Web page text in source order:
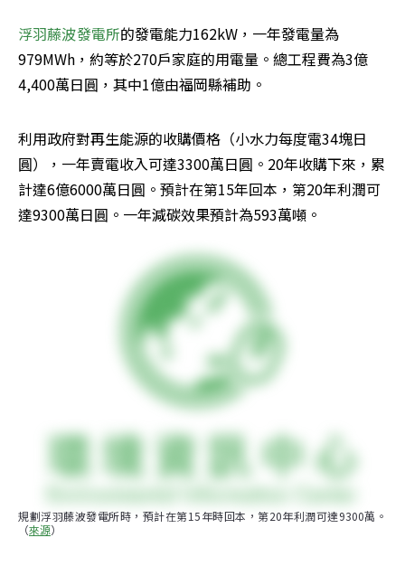
浮羽藤波發電所的發電能力162kW，一年發電量為
979MWh，約等於270戶家庭的用電量。總工程費為3億
4,400萬日圓，其中1億由福岡縣補助。
利用政府對再生能源的收購價格（小水力每度電34塊日
圓），一年賣電收入可達3300萬日圓。20年收購下來，累
計達6億6000萬日圓。預計在第15年回本，第20年利潤可
達9300萬日圓。一年減碳效果預計為593萬噸。
規劃浮羽藤波發電所時，預計在第15年時回本，第20年利潤可達9300萬。
（來源）